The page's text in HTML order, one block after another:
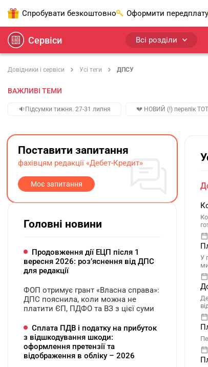
Спробувати безкоштовно Оформити передплату
Сервіси Всі розділи
Довідники і сервіси Усі теги ДПСУ
ВАЖЛИВІ ТЕМИ
🔉Підсумки тижня. 27-31 липня 💔 НОВИЙ (!) перелік
У
Поставити запитання
фахівцям редакції «Дебет-Кредит»
Моє запитання
Головні новини
Продовження дії ЕЦП після 1
вересня 2026: розʼяснення від ДПС
для редакції
ФОП отримує грант «Власна справа»:
ДПС пояснила, коли можна не
платити ЄП, ПДФО та ВЗ з цієї суми
Сплата ПДВ і податку на прибуток
з відшкодування шкоди:
оформлення претензії та
відображення в обліку – 2026